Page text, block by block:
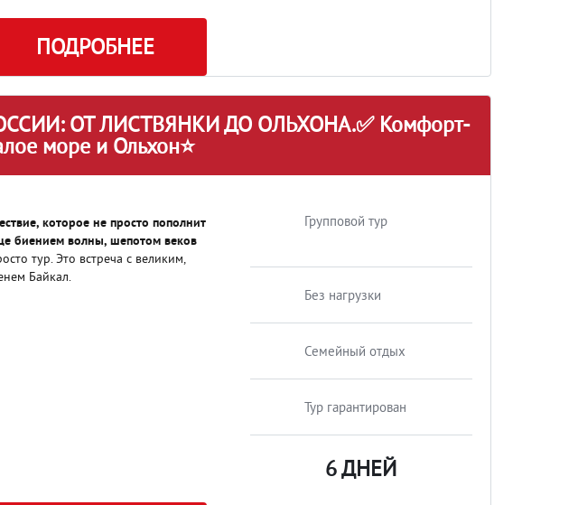
ПОДРОБНЕЕ
ОТ ЛИСТВЯНКИ ДО ОЛЬХОНА.✅ Комфорт-
море и Ольхон⭐
которое не просто пополнит
биением волны, шепотом веков
тур. Это встреча с великим,
Байкал.
Групповой тур
Без нагрузки
Семейный отдых
Тур гарантирован
6 ДНЕЙ